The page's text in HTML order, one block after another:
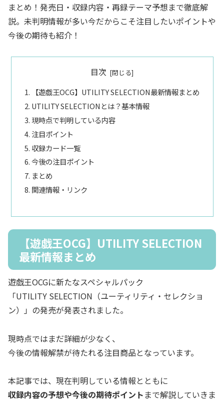
まとめ！発売日・収録内容・再録テーマ予想まで徹底解
説。未判明情報が多い今だからこそ注目したいポイントや
今後の期待も紹介！
目次
【遊戯王OCG】UTILITY SELECTION最新情報まとめ
UTILITY SELECTIONとは？基本情報
現時点で判明している内容
注目ポイント
収録カード一覧
今後の注目ポイント
まとめ
関連情報・リンク
【遊戯王OCG】UTILITY SELECTION
最新情報まとめ
遊戯王OCGに新たなスペシャルパック
「UTILITY SELECTION（ユーティリティ・セレクショ
ン）」の発売が発表されました。
現時点ではまだ詳細が少なく、
今後の情報解禁が待たれる注目商品となっています。
本記事では、現在判明している情報とともに
収録内容の予想や今後の期待ポイント まで解説していきま